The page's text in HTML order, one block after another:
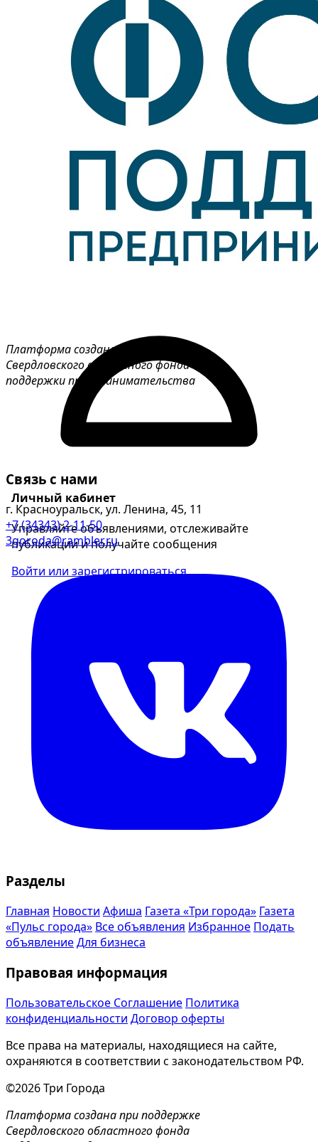
Личный кабинет
Управляйте объявлениями, отслеживайте
публикации и получайте сообщения
Войти или зарегистрироваться
Платформа создана при поддержке
Свердловского областного фонда
поддержки предпринимательства
Связь с нами
г. Красноуральск, ул. Ленина, 45, 11
+7 (34343) 2-11-50
3goroda@rambler.ru
Разделы
Главная Новости Афиша Газета «Три города» Газета
«Пульс города» Все объявления Избранное Подать
объявлениеДля бизнеса
Правовая информация
Пользовательское Соглашение Политика
конфиденциальности Договор оферты
Все права на материалы, находящиеся на сайте,
охраняются в соответствии с законодательством РФ.
©2026 Три Города
Платформа создана при поддержке
Свердловского областного фонда